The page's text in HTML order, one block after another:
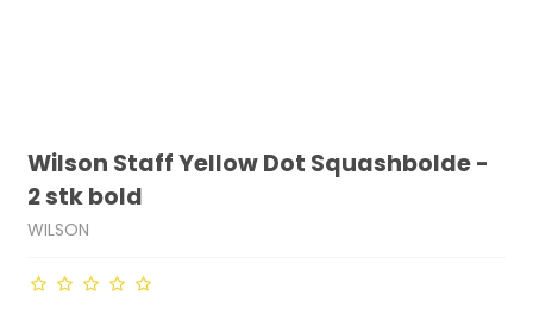
Wilson Staff Yellow Dot Squashbolde -
2 stk bold
WILSON